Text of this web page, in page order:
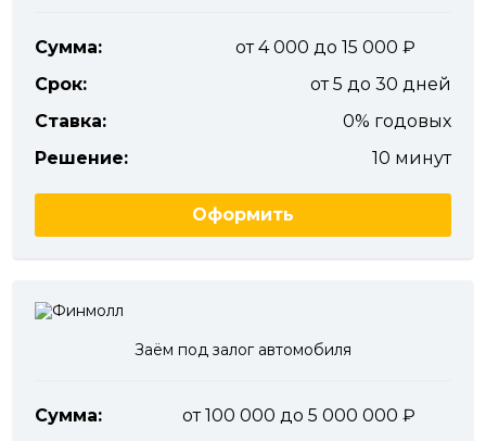
Сумма:
от 4 000 до 15 000
Срок:
от 5 до 30 дней
Ставка:
0% годовых
Решение:
10 минут
Оформить
Заём под залог автомобиля
Сумма:
от 100 000 до 5 000 000